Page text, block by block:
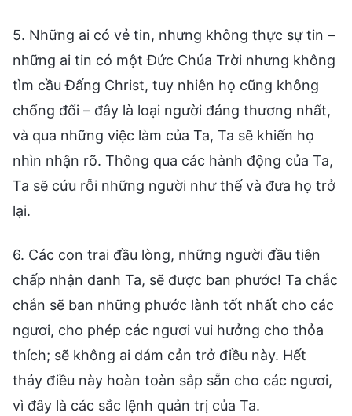
5. Những ai có vẻ tin, nhưng không thực sự tin –
những ai tin có một Đức Chúa Trời nhưng không
tìm cầu Đấng Christ, tuy nhiên họ cũng không
chống đối – đây là loại người đáng thương nhất,
và qua những việc làm của Ta, Ta sẽ khiến họ
nhìn nhận rõ. Thông qua các hành động của Ta,
Ta sẽ cứu rỗi những người như thế và đưa họ trở
lại.
6. Các con trai đầu lòng, những người đầu tiên
chấp nhận danh Ta, sẽ được ban phước! Ta chắc
chắn sẽ ban những phước lành tốt nhất cho các
ngươi, cho phép các ngươi vui hưởng cho thỏa
thích; sẽ không ai dám cản trở điều này. Hết
thảy điều này hoàn toàn sắp sẵn cho các ngươi,
vì đây là các sắc lệnh quản trị của Ta.